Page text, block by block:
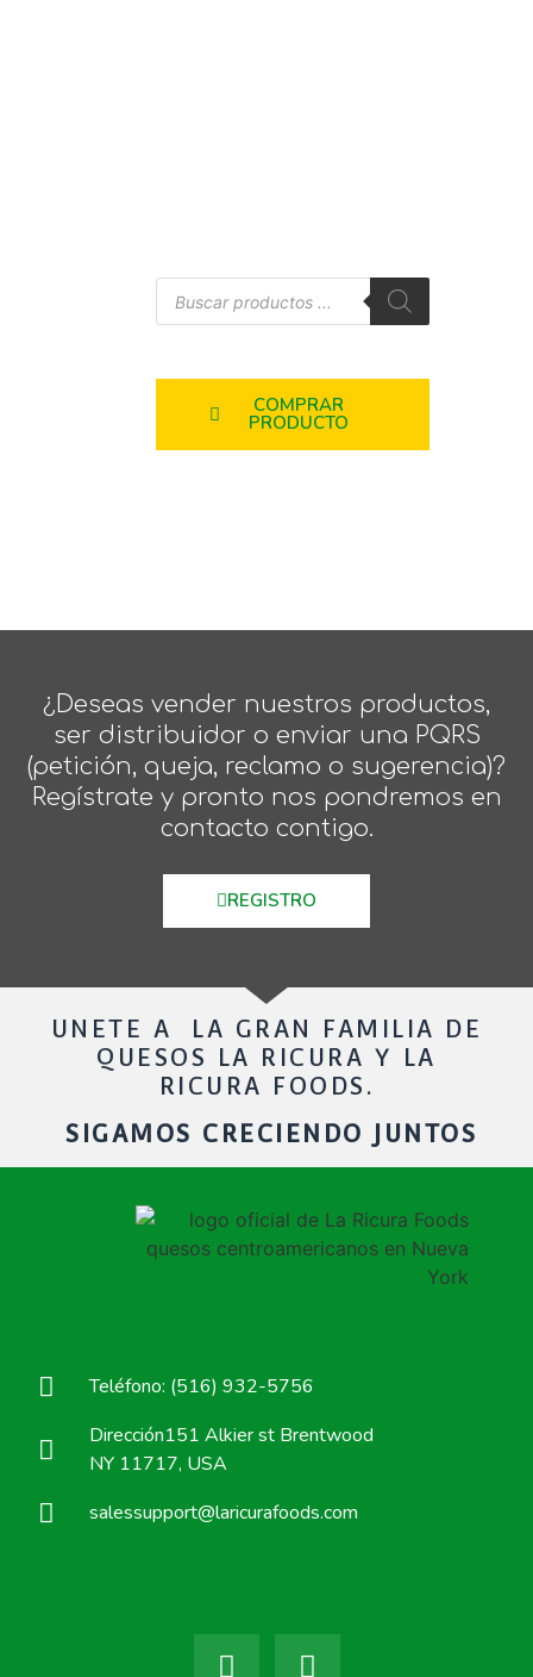
COMPRAR
PRODUCTO
¿Deseas vender nuestros productos,
ser distribuidor o enviar una PQRS
(petición, queja, reclamo o sugerencia)?
Regístrate y pronto nos pondremos en
contacto contigo.
REGISTRO
UNETE A LA GRAN FAMILIA DE
QUESOS LA RICURA Y LA
RICURA FOODS.
SIGAMOS CRECIENDO JUNTOS
Teléfono: (516) 932-5756
Dirección151 Alkier st Brentwood
NY 11717, USA
salessupport@laricurafoods.com